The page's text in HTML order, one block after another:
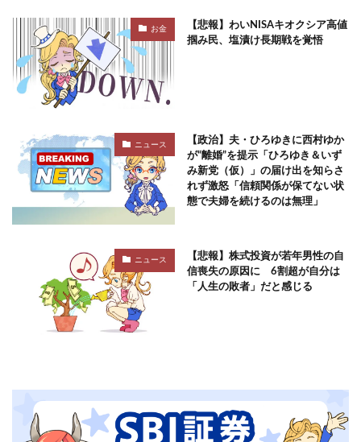
お金
【悲報】わいNISAキオクシア高値
掴み民、塩漬け長期戦を覚悟
ニュース
【政治】夫・ひろゆきに西村ゆか
が“離婚”を提示「ひろゆき＆いず
み新党（仮）」の届け出を知らさ
れず激怒「信頼関係が保てない状
態で夫婦を続けるのは無理」
ニュース
【悲報】株式投資が若年男性の自
信喪失の原因に 6割超が自分は
「人生の敗者」だと感じる